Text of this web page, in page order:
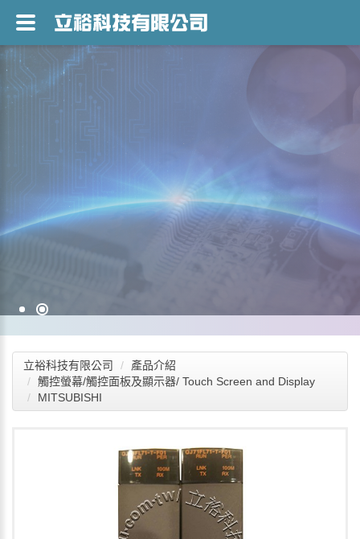
立裕科技有限公司
產品介紹
觸控螢幕/觸控面板及顯示器/ Touch Screen and Display
MITSUBISHI